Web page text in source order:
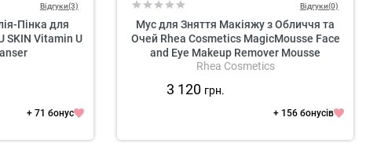
Відгуки(3)
Пінка для
SKIN Vitamin U
+ 71 бонус
Відгуки(0)
Мус для Зняття Макіяжу з Обличчя та
Очей Rhea Cosmetics MagicMousse Face
and Eye Makeup Remover Mousse
Rhea Cosmetics
3 120 грн.
+ 156 бонусів